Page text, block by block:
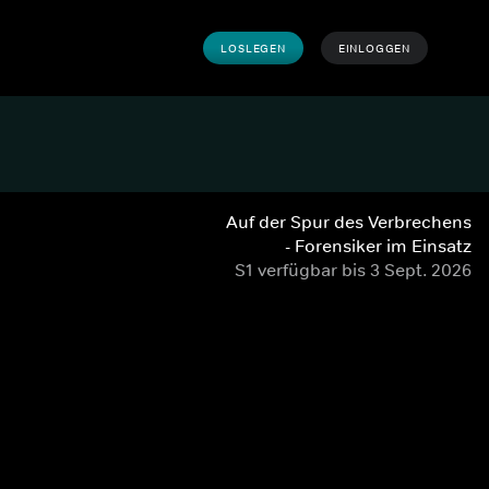
LOSLEGEN EINLOGGEN
Auf der Spur des Verbrechens
- Forensiker im Einsatz
S1 verfügbar bis 3 Sept. 2026